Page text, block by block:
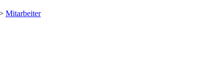
Mitarbeiter